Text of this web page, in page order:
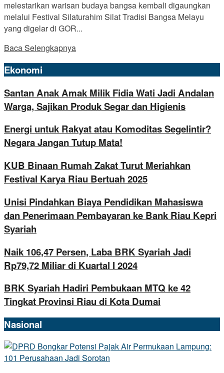
melestarikan warisan budaya bangsa kembali digaungkan
melalui Festival Silaturahim Silat Tradisi Bangsa Melayu
yang digelar di GOR...
Baca Selengkapnya
Ekonomi
Santan Anak Amak Milik Fidia Wati Jadi Andalan
Warga, Sajikan Produk Segar dan Higienis
Energi untuk Rakyat atau Komoditas Segelintir?
Negara Jangan Tutup Mata!
KUB Binaan Rumah Zakat Turut Meriahkan
Festival Karya Riau Bertuah 2025
Unisi Pindahkan Biaya Pendidikan Mahasiswa
dan Penerimaan Pembayaran ke Bank Riau Kepri
Syariah
Naik 106,47 Persen, Laba BRK Syariah Jadi
Rp79,72 Miliar di Kuartal I 2024
BRK Syariah Hadiri Pembukaan MTQ ke 42
Tingkat Provinsi Riau di Kota Dumai
Nasional